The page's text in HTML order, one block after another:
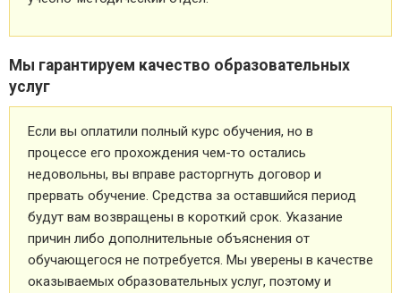
Мы гарантируем качество образовательных
услуг
Если вы оплатили полный курс обучения, но в
процессе его прохождения чем-то остались
недовольны, вы вправе расторгнуть договор и
прервать обучение. Средства за оставшийся период
будут вам возвращены в короткий срок. Указание
причин либо дополнительные объяснения от
обучающегося не потребуется. Мы уверены в качестве
оказываемых образовательных услуг, поэтому и